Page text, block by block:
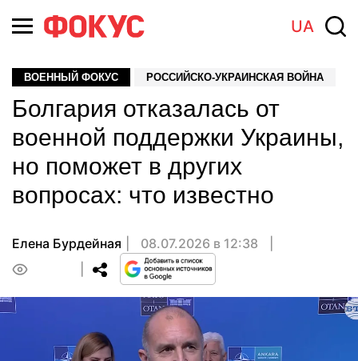
UA
ВОЕННЫЙ ФОКУС РОССИЙСКО-УКРАИНСКАЯ ВОЙНА
Болгария отказалась от
военной поддержки Украины,
но поможет в других
вопросах: что известно
Елена Бурдейная
08.07.2026 в 12:38